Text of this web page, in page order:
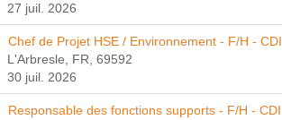
27 juil. 2026
Chef de Projet HSE / Environnement - F/H - CDI
L'Arbresle, FR, 69592
30 juil. 2026
Responsable des fonctions supports - F/H - CDI